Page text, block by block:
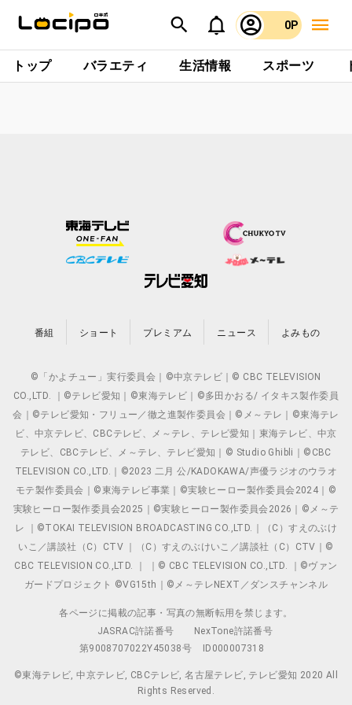
0P
トップ バラエティ 生活情報 スポーツ
番組 ショート プレミアム ニュース よみもの
©「かよチュー」実行委員会｜©中京テレビ｜© CBC TELEVISION
CO.,LTD. ｜©テレビ愛知｜©東海テレビ｜©多田かおる/ イタキス製作委員
会｜©テレビ愛知・フリュー／徹之進製作委員会｜©メ～テレ｜©東海テレ
ビ、中京テレビ、CBCテレビ、メ～テレ、テレビ愛知｜東海テレビ、中京
テレビ、CBCテレビ、メ～テレ、テレビ愛知｜© Studio Ghibli｜©CBC
TELEVISION CO.,LTD.｜©2023 二月 公/KADOKAWA/声優ラジオのウラオ
モテ製作委員会｜©東海テレビ事業｜©実験ヒーロー製作委員会2024｜©
実験ヒーロー製作委員会2025｜©実験ヒーロー製作委員会2026｜©メ～テ
レ ｜©TOKAI TELEVISION BROADCASTING CO.,LTD.｜（C）すえのぶけ
いこ／講談社（C）CTV ｜（C）すえのぶけいこ／講談社（C）CTV｜©
CBC TELEVISION CO.,LTD. ｜ ｜© CBC TELEVISION CO.,LTD. ｜©ヴァン
ガードプロジェクト ©VG15th｜©メ～テレNEXT／ダンスチャンネル
各ページに掲載の記事・写真の無断転用を禁じます。
JASRAC許諾番号
NexTone許諾番号
第9008707022Y45038号
ID000007318
©東海テレビ, 中京テレビ, CBCテレビ, 名古屋テレビ, テレビ愛知 2020 All
Rights Reserved.